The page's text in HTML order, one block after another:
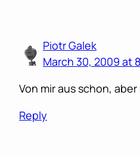
Piotr Galek
March 30, 2009 at
Von mir aus schon,
Reply